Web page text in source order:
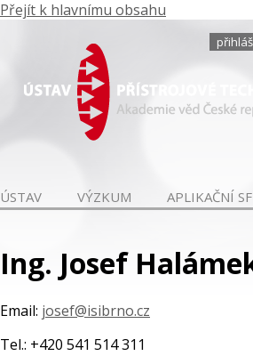
Přejít k hlavnímu obsahu
ÚSTAV VÝZKUM APLIKAČNÍ
Ing. Josef
Email: josef@isibrno.cz
Tel.: +420 541 514 311